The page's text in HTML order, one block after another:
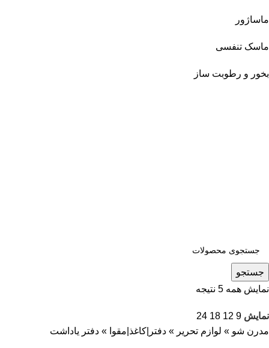
ماساژور
ماسک تنفسی
بخور و رطوبت ساز
جستجو
نمایش همه 5 نتیجه
نمایش 9
12
18
24
مدرن شو » لوازم تحریر » دفتر|کاغذ|مقوا » دفتر یاداشت